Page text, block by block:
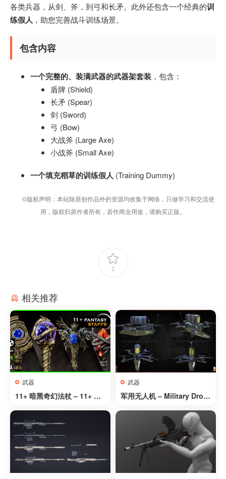
各类兵器，从剑、斧，到弓和长矛。此外还包含一个经典的训
练假人 ，助您完善战斗训练场景。
包含内容
一个完整的、装满武器的武器架套装 ，包含：
盾牌 (Shield)
长矛 (Spear)
剑 (Sword)
弓 (Bow)
大战斧 (Large Axe)
小战斧 (Small Axe)
一个填充稻草的训练假人 (Training Dummy)
©版权声明：本站除原创作品外的资源均收集于网络，只做学习和交流使
用，版权归原作者所有，若作商业用途，请购买正版。
1
相关推荐
武器
11+ 暗黑奇幻法杖 – 11+ Dar
武器
军用无人机 – Military Dron